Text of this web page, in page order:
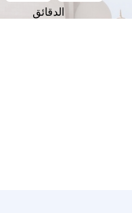
الدقائق